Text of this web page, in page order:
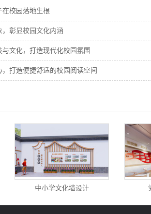
校园落地生根
彰显校园文化内涵
文化，打造现代化校园氛围
打造便捷舒适的校园阅读空间
中小学文化墙设计